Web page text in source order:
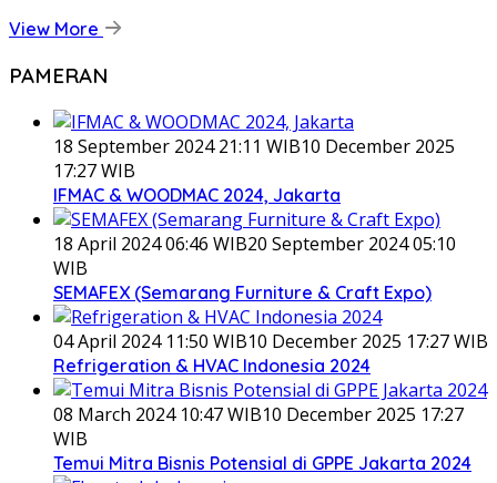
View More
PAMERAN
18 September 2024 21:11 WIB10 December 2025
17:27 WIB
IFMAC & WOODMAC 2024, Jakarta
18 April 2024 06:46 WIB20 September 2024 05:10
WIB
SEMAFEX (Semarang Furniture & Craft Expo)
04 April 2024 11:50 WIB10 December 2025 17:27 WIB
Refrigeration & HVAC Indonesia 2024
08 March 2024 10:47 WIB10 December 2025 17:27
WIB
Temui Mitra Bisnis Potensial di GPPE Jakarta 2024